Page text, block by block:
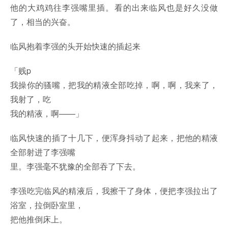
他的大鸡鸡往李强嘴里插。看的出来临风也是好久没做
了，相当的兴奋。
临风抱着李强的头开始快速的插起来
「贱p
我操你的骚嘴，把我的精液全部吃掉，啊，啊，我来了，
我射了，吃
我的精液，啊——」
临风快速的插了十几下，便浑身抖动了起来，把他的精液
全部射进了李强嘴
里。李强毫不犹豫的全部吞了下去。
李强吃完临风的精液后，我擦干了身体，便把李强拉出了
浴室，拉倒卧室里，
把他推倒床上。